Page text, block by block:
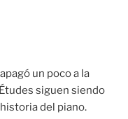
un poco a la
siguen siendo
del piano.